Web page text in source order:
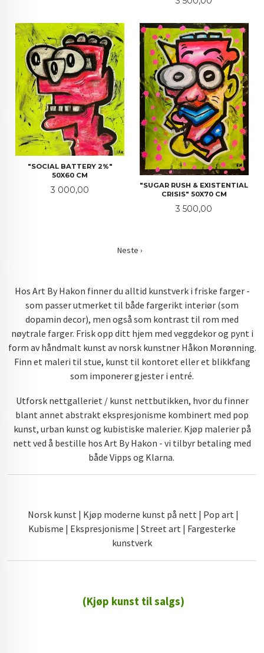
"SOCIAL BATTERY 2%"
50X60 CM
Pris
3 000,00
"SUGAR RUSH & EXISTENTIAL
CRISIS" 50X70 CM
Pris
3 500,00
Neste ›
Hos Art By Hakon finner du alltid kunstverk i friske farger -
som passer utmerket til både fargerikt interiør (som
dopamin decor), men også som kontrast til rom med
nøytrale farger. Frisk opp ditt hjem med veggdekor og pynt i
form av håndmalt kunst av norsk kunstner Håkon Morønning.
Finn et maleri til stue, kunst til kontoret eller et blikkfang
som imponerer gjester i entré.
Utforsk nettgalleriet / kunst nettbutikken, hvor du finner
blant annet abstrakt ekspresjonisme kombinert med pop
kunst, urban kunst og kubistiske malerier. Kjøp malerier på
nett ved å bestille hos Art By Hakon - vi tilbyr betaling med
både Vipps og Klarna.
Norsk kunst | Kjøp moderne kunst på nett | Pop art |
Kubisme | Ekspresjonisme | Street art | Fargesterke
kunstverk
(Kjøp kunst til salgs)